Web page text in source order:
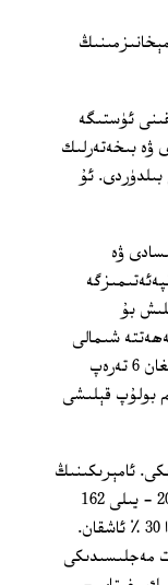
ئۈستىگە
ۋە بىخەتەرلىك
ئۇ
ۋە
بۇ
شىمالى
كورىيە مەسىلىسىنى بىر تەرەپ قىلىش يولىدا قۇرۇلغان 6 تەرەپ
بولۇپ قېلىشى
ئامېرىكىنىڭ
خىتاي - ئامېرىكا سودىسىدىكى قىزىل رەقىمى 2004 - يىلى 162
مىليارد دوللار بولۇپ، ئالدىنقى يىلغا سېلىشتۇرغاندا 30 ٪ ئاشقان.
مەجلىسىدىكى